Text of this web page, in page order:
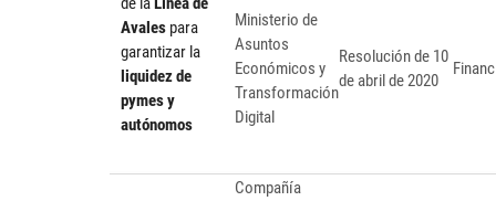
Avales para
garantizar la
liquidez de
pymes y
autónomos
Ministerio de
Asuntos
Económicos y
Transformación
Digital
Resolución de 10
de abril de 2020
Compañía